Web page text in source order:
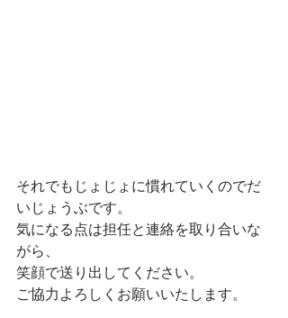
それでもじょじょに慣れていくのでだ
いじょうぶです。
気になる点は担任と連絡を取り合いな
がら、
笑顔で送り出してください。
ご協力よろしくお願いいたします。